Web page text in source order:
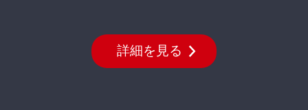
詳細を見る